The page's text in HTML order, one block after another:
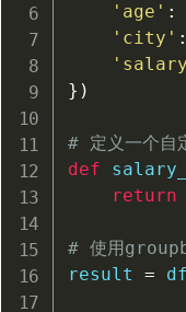
'age' :
'city' :
} )
# 定义一个自
def
return
# 使用
result = df